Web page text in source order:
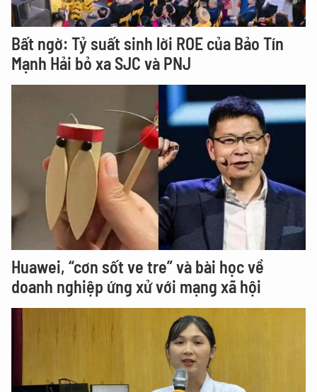
Bất ngờ: Tỷ suất sinh lời ROE của Bảo Tín
Mạnh Hải bỏ xa SJC và PNJ
Huawei, “cơn sốt ve tre” và bài học về
doanh nghiệp ứng xử với mạng xã hội